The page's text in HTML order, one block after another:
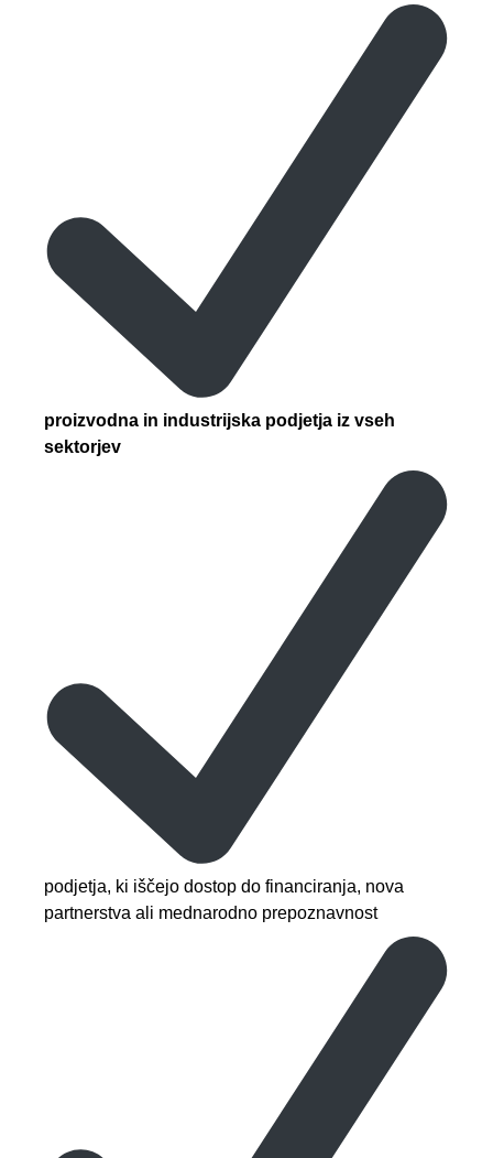
proizvodna in industrijska podjetja iz vseh
sektorjev
podjetja, ki iščejo dostop do financiranja, nova
partnerstva ali mednarodno prepoznavnost